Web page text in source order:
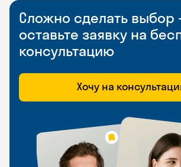
Сложно сделать
оставьте заявку на
консультацию
Хочу на